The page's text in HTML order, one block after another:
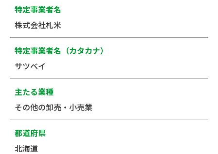
特定事業者名
株式会社札米
特定事業者名（カタカナ）
サツベイ
主たる業種
その他の卸売・小売業
都道府県
北海道